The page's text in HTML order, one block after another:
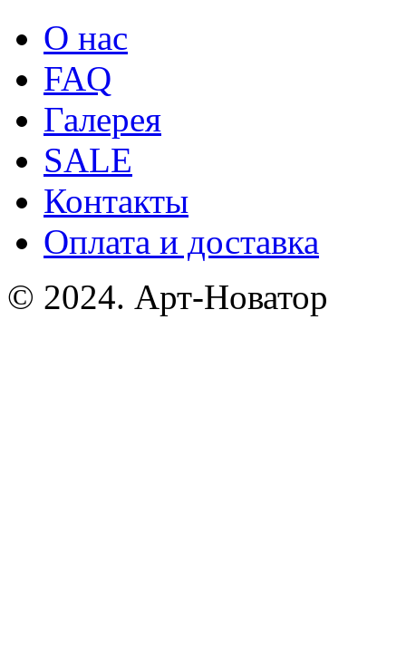
О нас
FAQ
Галерея
SALE
Контакты
Оплата и доставка
© 2024. Арт-Новатор